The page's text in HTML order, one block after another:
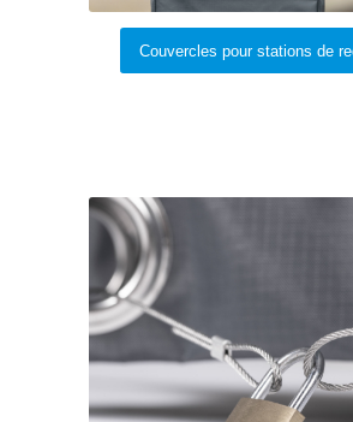
Couvercles pour stations de